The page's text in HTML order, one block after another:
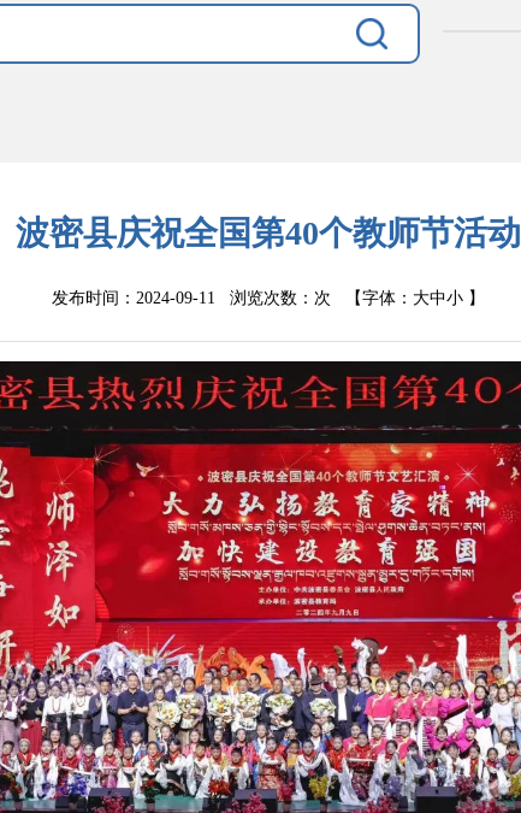
波密县庆祝全国第40个教师节活动
发布时间：2024-09-11 浏览次数： 次 【字体： 大中小 】